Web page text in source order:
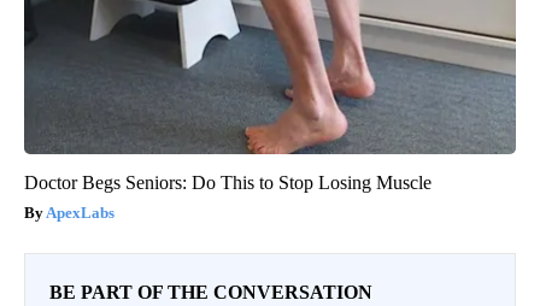
Doctor Begs Seniors: Do This to Stop Losing Muscle
ApexLabs
BE PART OF THE CONVERSATION